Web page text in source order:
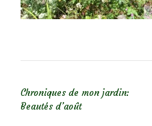
Chroniques de mon jardin:
Beautés d’août